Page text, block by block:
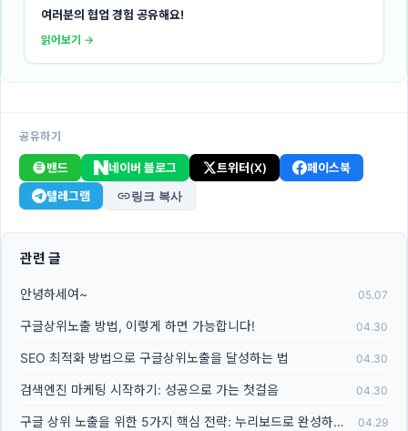
여러분의 협업 경험 공유해요!
읽어보기 →
공유하기
밴드 네이버 블로그 트위터(X)
페이스북
텔레그램
링크 복사
관련 글
안녕하세여~ 05.07
구글상위노출 방법, 이렇게 하면 가능합니다! 04.30
SEO 최적화 방법으로 구글상위노출을 달성하는 법 04.30
검색엔진 마케팅 시작하기: 성공으로 가는 첫걸음 04.30
구글 상위 노출을 위한 5가지 핵심 전략: 누리보드로 완성하는 SEO 자동화 04.29